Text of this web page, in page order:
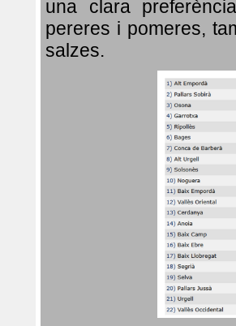
una clara
pereres i pomeres,
salzes.